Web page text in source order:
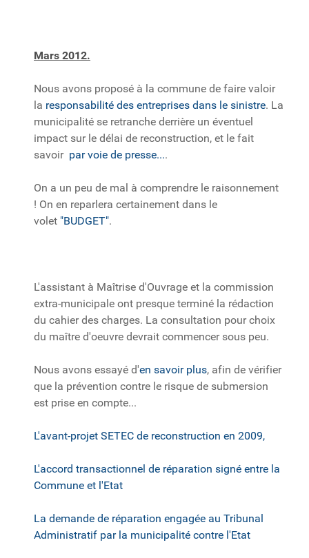
Mars 2012.
Nous avons proposé à la commune de faire valoir
la responsabilité des entreprises dans le sinistre. La
municipalité se retranche derrière un éventuel
impact sur le délai de reconstruction, et le fait
savoir par voie de presse....
On a un peu de mal à comprendre le raisonnement
! On en reparlera certainement dans le
volet "BUDGET".
L'assistant à Maîtrise d'Ouvrage et la commission
extra-municipale ont presque terminé la rédaction
du cahier des charges. La consultation pour choix
du maître d'oeuvre devrait commencer sous peu.
Nous avons essayé d'en savoir plus, afin de vérifier
que la prévention contre le risque de submersion
est prise en compte...
L'avant-projet SETEC de reconstruction en 2009,
L'accord transactionnel de réparation signé entre la
Commune et l'Etat
La demande de réparation engagée au Tribunal
Administratif par la municipalité contre l'Etat